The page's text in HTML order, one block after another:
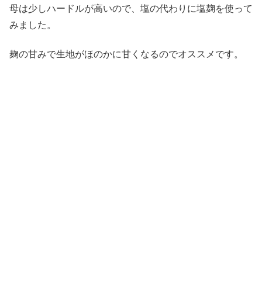
母は少しハードルが高いので、塩の代わりに塩麹を使って
みました。
麹の甘みで生地がほのかに甘くなるのでオススメです。